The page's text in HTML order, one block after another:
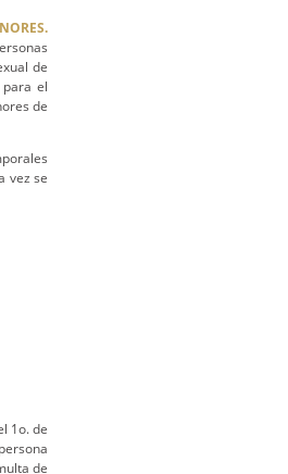
de
el
de
vez se
1o. de
de